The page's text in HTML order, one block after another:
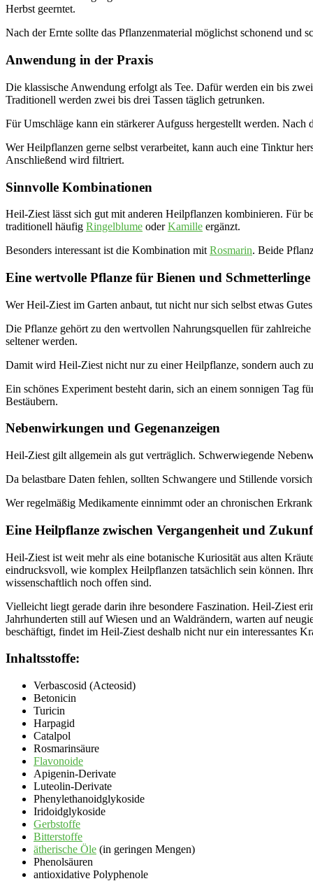
Herbst geerntet.
Nach der Ernte sollte das Pflanzenmaterial möglichst schonend und
Anwendung in der Praxis
Die klassische Anwendung erfolgt als Tee. Dafür werden ein bis
Traditionell werden zwei bis drei Tassen täglich getrunken.
Für Umschläge kann ein stärkerer Aufguss hergestellt werden.
Wer Heilpflanzen gerne selbst verarbeitet, kann auch eine Tinktur
Anschließend wird filtriert.
Sinnvolle Kombinationen
Heil-Ziest lässt sich gut mit anderen Heilpflanzen kombinieren. Für
traditionell häufig Ringelblume oderKamille ergänzt.
Besonders interessant ist die Kombination mit Rosmarin. Beide
Eine wertvolle Pflanze für Bienen und Schmetterlinge
Wer Heil-Ziest im Garten anbaut, tut nicht nur sich selbst etwas
Die Pflanze gehört zu den wertvollen Nahrungsquellen für
seltener werden.
Damit wird Heil-Ziest nicht nur zu einer Heilpflanze, sondern auch
Ein schönes Experiment besteht darin, sich an einem sonnigen Tag
Bestäubern.
Nebenwirkungen und Gegenanzeigen
Heil-Ziest gilt allgemein als gut verträglich. Schwerwiegende
Da belastbare Daten fehlen, sollten Schwangere und Stillende
Wer regelmäßig Medikamente einnimmt oder an chronischen
Eine Heilpflanze zwischen Vergangenheit und
Heil-Ziest ist weit mehr als eine botanische Kuriosität aus alten
eindrucksvoll, wie komplex Heilpflanzen tatsächlich sein können.
wissenschaftlich noch offen sind.
Vielleicht liegt gerade darin ihre besondere Faszination. Heil-Ziest
Jahrhunderten still auf Wiesen und an Waldrändern, warten auf
beschäftigt, findet im Heil-Ziest deshalb nicht nur ein interessantes
Inhaltsstoffe:
Verbascosid (Acteosid)
Betonicin
Turicin
Harpagid
Catalpol
Rosmarinsäure
Flavonoide
Apigenin-Derivate
Luteolin-Derivate
Phenylethanoidglykoside
Iridoidglykoside
Gerbstoffe
Bitterstoffe
ätherische Öle (in geringen Mengen)
Phenolsäuren
antioxidative Polyphenole